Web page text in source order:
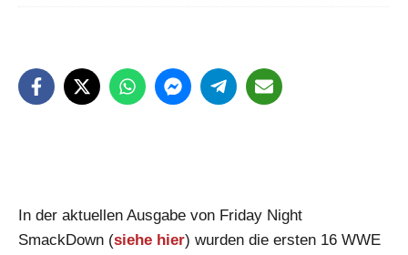
In der aktuellen Ausgabe von Friday Night
SmackDown (siehe hier) wurden die ersten 16 WWE